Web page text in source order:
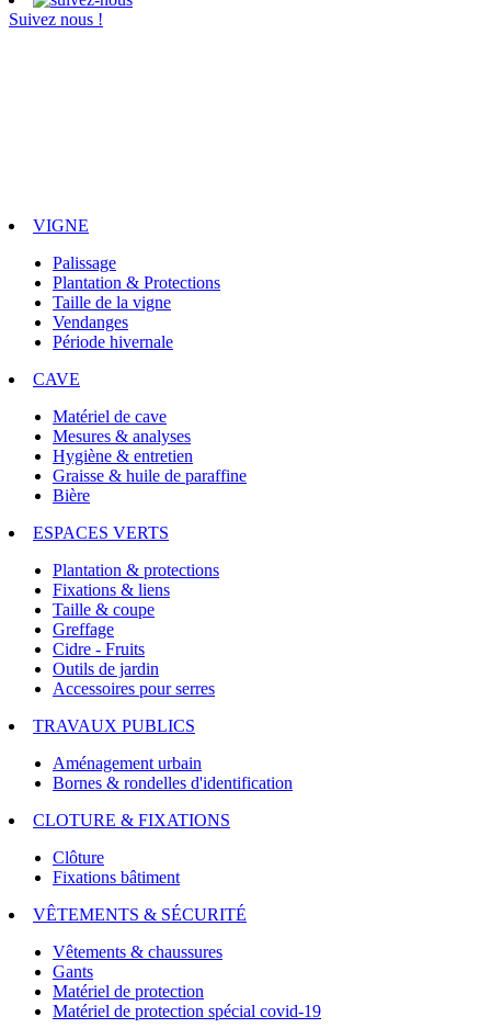
Suivez nous !
VIGNE
Palissage
Plantation & Protections
Taille de la vigne
Vendanges
Période hivernale
CAVE
Matériel de cave
Mesures & analyses
Hygiène & entretien
Graisse & huile de paraffine
Bière
ESPACES VERTS
Plantation & protections
Fixations & liens
Taille & coupe
Greffage
Cidre - Fruits
Outils de jardin
Accessoires pour serres
TRAVAUX PUBLICS
Aménagement urbain
Bornes & rondelles d'identification
CLOTURE & FIXATIONS
Clôture
Fixations bâtiment
VÊTEMENTS & SÉCURITÉ
Vêtements & chaussures
Gants
Matériel de protection
Matériel de protection spécial covid-19